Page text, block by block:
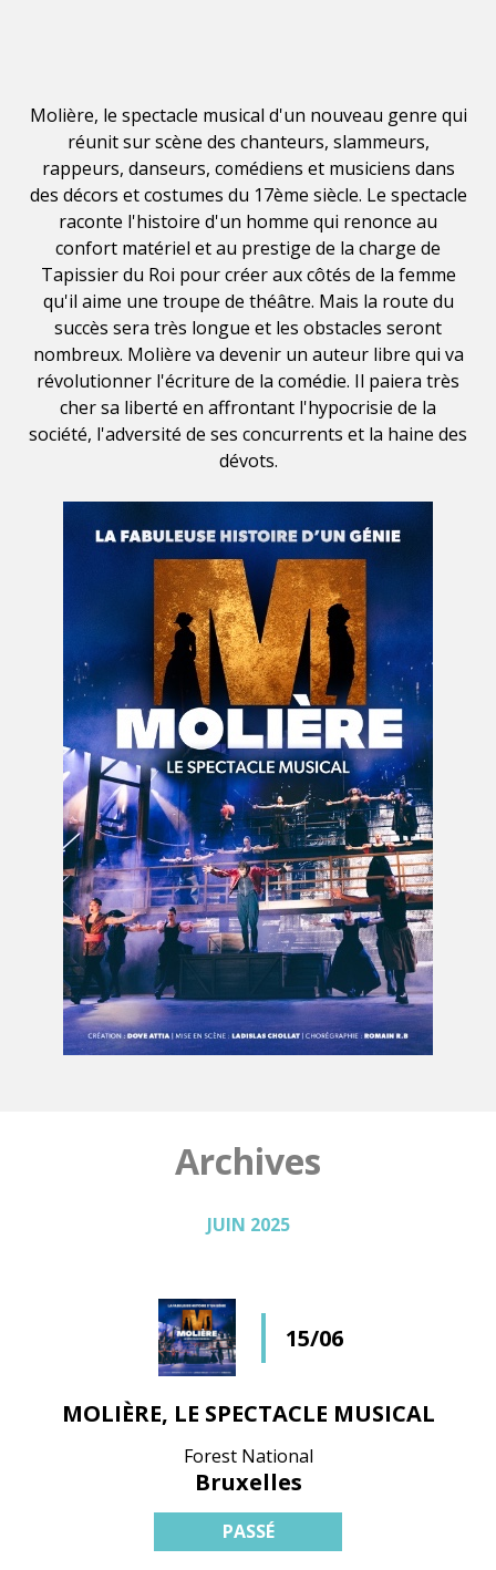
Molière, le spectacle musical d'un nouveau genre qui
réunit sur scène des chanteurs, slammeurs,
rappeurs, danseurs, comédiens et musiciens dans
des décors et costumes du 17ème siècle. Le spectacle
raconte l'histoire d'un homme qui renonce au
confort matériel et au prestige de la charge de
Tapissier du Roi pour créer aux côtés de la femme
qu'il aime une troupe de théâtre. Mais la route du
succès sera très longue et les obstacles seront
nombreux. Molière va devenir un auteur libre qui va
révolutionner l'écriture de la comédie. Il paiera très
cher sa liberté en affrontant l'hypocrisie de la
société, l'adversité de ses concurrents et la haine des
dévots.
Archives
JUIN 2025
15/06
MOLIÈRE, LE SPECTACLE MUSICAL
Forest National
Bruxelles
PASSÉ